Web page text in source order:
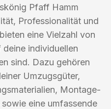
Pfaff Hamm
Professionalität und
eine Vielzahl von
individuellen
sind. Dazu gehören
Umzugsgüter,
Montage-
eine umfassende